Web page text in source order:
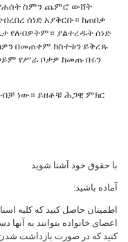
ስምን ጨምሮ ውሸት
ሰነድ አያቅርቡ። ከጠበቃ
የለብዎትም። ያልተረዱት ሰነድ
በመጠቀም ክስተቱን ይቅረጹ
የሥራ ቦታዎ ከመጡ በሩን
ነው። ይዘቶቹ ሕጋዊ ምክር
با حقوق خود آشنا شوید
آماده باشید:
اطمینان حاصل کنید که کلیه
اعضای خانواده بتوانند به آنها